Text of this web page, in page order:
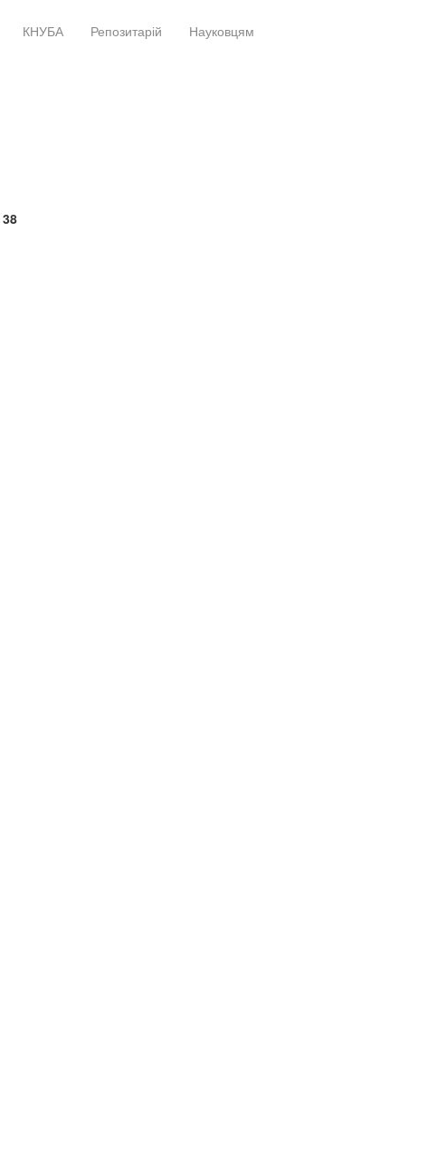
КНУБА Репозитарій Науковцям
38